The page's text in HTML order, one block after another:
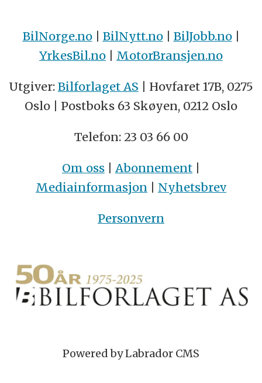
BilNorge.no| BilNytt.no| BilJobb.no|
YrkesBil.no
MotorBransjen.no
Utgiver: Bilforlaget AS | Hovfaret 17B, 0275
Oslo | Postboks 63 Skøyen, 0212 Oslo
Telefon: 23 03 66 00
Om oss | Abonnement |
Mediainformasjon | Nyhetsbrev
Personvern
Powered by Labrador CMS